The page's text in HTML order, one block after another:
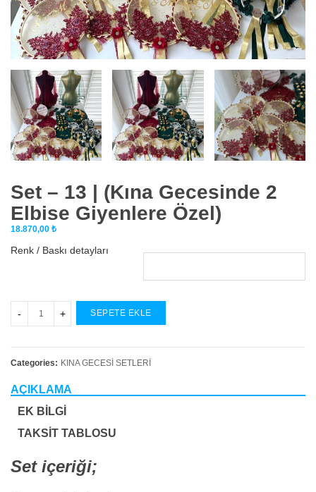
Set – 13 | (Kına Gecesinde 2
Elbise Giyenlere Özel)
18.870,00 ₺
Renk / Baskı detayları
SEPETE EKLE
Categories: KINA GECESİ SETLERİ
AÇIKLAMA
EK BILGI
TAKSIT TABLOSU
Set içeriği;